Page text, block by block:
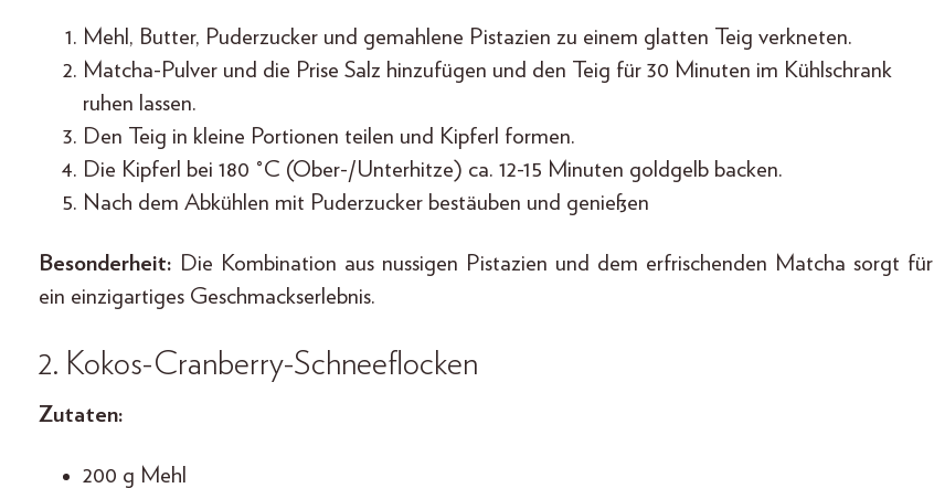
Mehl, Butter, Puderzucker und gemahlene Pistazien zu einem glatten Teig verkneten.
Matcha-Pulver und die Prise Salz hinzufügen und den Teig für 30 Minuten im Kühlschrank
ruhen lassen.
Den Teig in kleine Portionen teilen und Kipferl formen.
Die Kipferl bei 180 °C (Ober-/Unterhitze) ca. 12-15 Minuten goldgelb backen.
Nach dem Abkühlen mit Puderzucker bestäuben und genießen
Besonderheit: Die Kombination aus nussigen Pistazien und dem erfrischenden Matcha sorgt für
ein einzigartiges Geschmackserlebnis.
2. Kokos-Cranberry-Schneeflocken
Zutaten:
200 g Mehl